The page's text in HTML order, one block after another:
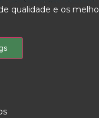
qualidade e os